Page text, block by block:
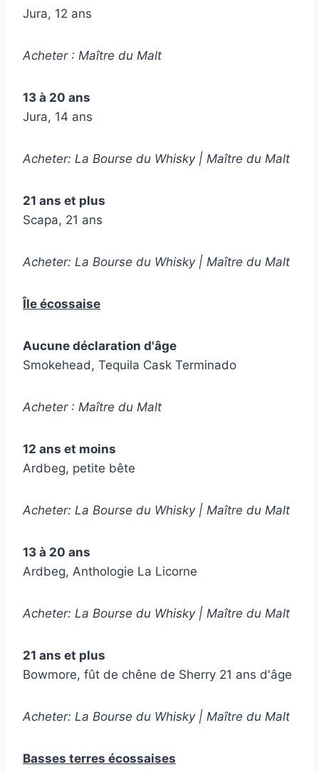
Jura, 12 ans
Acheter : Maître du Malt
13 à 20 ans
Jura, 14 ans
Acheter: La Bourse du Whisky | Maître du Malt
21 ans et plus
Scapa, 21 ans
Acheter: La Bourse du Whisky | Maître du Malt
Île écossaise
Aucune déclaration d'âge
Smokehead, Tequila Cask Terminado
Acheter : Maître du Malt
12 ans et moins
Ardbeg, petite bête
Acheter: La Bourse du Whisky | Maître du Malt
13 à 20 ans
Ardbeg, Anthologie La Licorne
Acheter: La Bourse du Whisky | Maître du Malt
21 ans et plus
Bowmore, fût de chêne de Sherry 21 ans d'âge
Acheter: La Bourse du Whisky | Maître du Malt
Basses terres écossaises